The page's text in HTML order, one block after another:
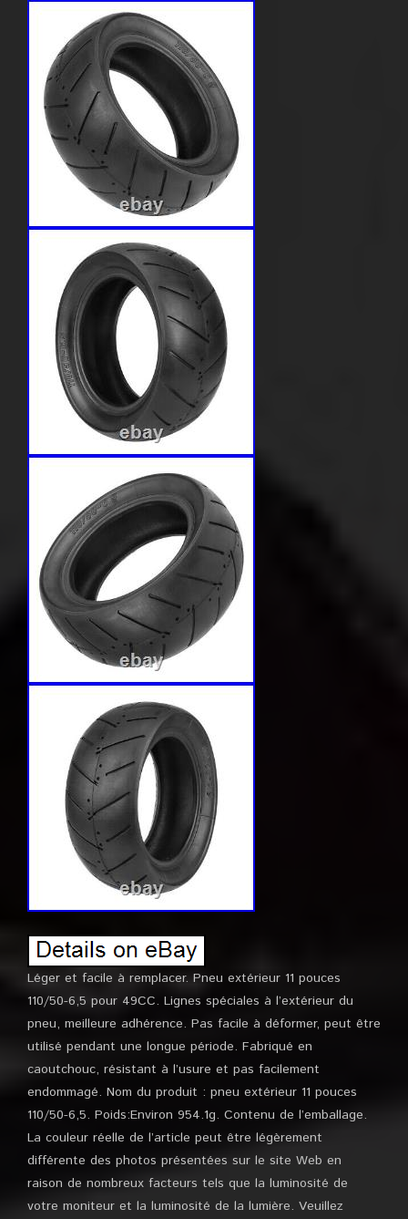
Léger et facile à remplacer. Pneu extérieur 11 pouces
110/50-6,5 pour 49CC. Lignes spéciales à l’extérieur du
pneu, meilleure adhérence. Pas facile à déformer, peut être
utilisé pendant une longue période. Fabriqué en
caoutchouc, résistant à l’usure et pas facilement
endommagé. Nom du produit : pneu extérieur 11 pouces
110/50-6,5. Poids:Environ 954.1g. Contenu de l’emballage.
La couleur réelle de l’article peut être légèrement
différente des photos présentées sur le site Web en
raison de nombreux facteurs tels que la luminosité de
votre moniteur et la luminosité de la lumière. Veuillez